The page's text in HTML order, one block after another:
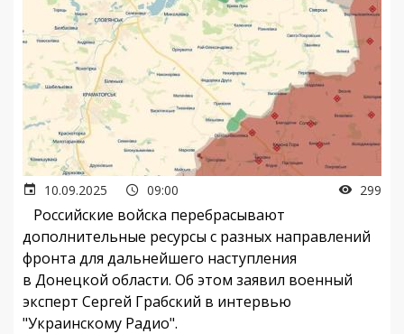
10.09.2025 09:00 299
Российские войска перебрасывают
дополнительные ресурсы с разных направлений
фронта для дальнейшего наступления
в Донецкой области. Об этом заявил военный
эксперт Сергей Грабский в интервью
"Украинскому Радио".